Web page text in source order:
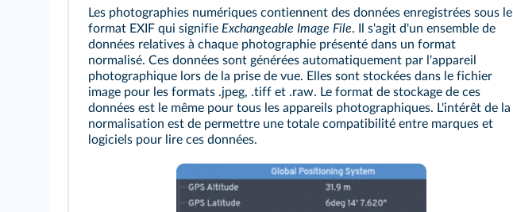
Les photographies numériques contiennent des données enregistrées sous le
format EXIF qui signifie Exchangeable Image File. Il s'agit d'un ensemble de
données relatives à chaque photographie présenté dans un format
normalisé. Ces données sont générées automatiquement par l'appareil
photographique lors de la prise de vue. Elles sont stockées dans le fichier
image pour les formats .jpeg, .tiff et .raw. Le format de stockage de ces
données est le même pour tous les appareils photographiques. L'intérêt de la
normalisation est de permettre une totale compatibilité entre marques et
logiciels pour lire ces données.